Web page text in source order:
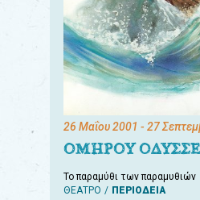
26 Μαΐου 2001 - 27
ΟΜΗΡΟΥ
Το παραμύθι των παραμυθιών
ΘΕΑΤΡΟ
ΠΕΡΙΟΔΕΙΑ